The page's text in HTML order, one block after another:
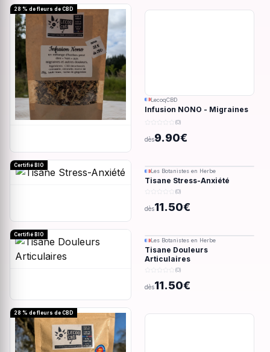
28 % de fleurs de CBD
LecoqCBD
Infusion NONO - Migraines
& douleurs - 28g
(0)
dès9.90€
Certifié BIO
Les Botanistes en Herbe
Tisane Stress-Anxiété
(0)
dès11.50€
Certifié BIO
Les Botanistes en Herbe
Tisane Douleurs
Articulaires
(0)
dès11.50€
28 % de fleurs de CBD